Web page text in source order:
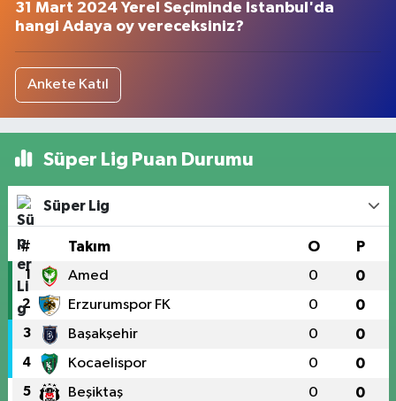
31 Mart 2024 Yerel Seçiminde İstanbul'da
hangi Adaya oy vereceksiniz?
Ankete Katıl
Süper Lig Puan Durumu
Süper Lig
# Takım O P
1 Amed 0 0
2 Erzurumspor FK 0 0
3 Başakşehir 0 0
4 Kocaelispor 0 0
5 Beşiktaş 0 0